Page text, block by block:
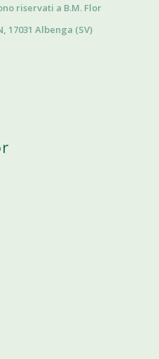
riservati a B.M. Flor
17031 Albenga (SV)